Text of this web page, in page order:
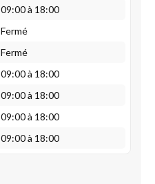
09:00 à 18:00
Fermé
Fermé
09:00 à 18:00
09:00 à 18:00
09:00 à 18:00
09:00 à 18:00